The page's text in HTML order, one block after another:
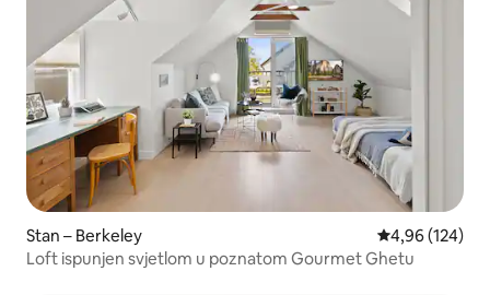
Stan – Berkeley Prosječna
4,96 (124)
Loft ispunjen svjetlom u poznatom Gourmet Ghetu